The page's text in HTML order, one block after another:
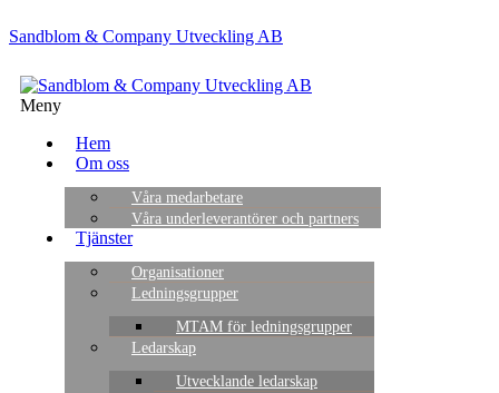
Sandblom & Company Utveckling AB
Meny
Hem
Om oss
Våra medarbetare
Våra underleverantörer och partners
Tjänster
Organisationer
Ledningsgrupper
MTAM för ledningsgrupper
Ledarskap
Utvecklande ledarskap